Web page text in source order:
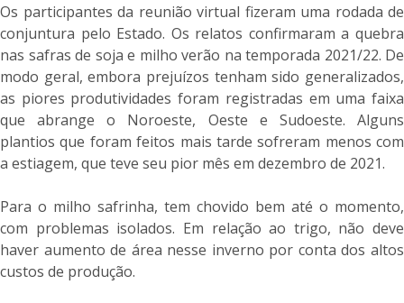
Os participantes da reunião virtual fizeram uma rodada de
conjuntura pelo Estado. Os relatos confirmaram a quebra
nas safras de soja e milho verão na temporada 2021/22. De
modo geral, embora prejuízos tenham sido generalizados,
as piores produtividades foram registradas em uma faixa
que abrange o Noroeste, Oeste e Sudoeste. Alguns
plantios que foram feitos mais tarde sofreram menos com
a estiagem, que teve seu pior mês em dezembro de 2021.
Para o milho safrinha, tem chovido bem até o momento,
com problemas isolados. Em relação ao trigo, não deve
haver aumento de área nesse inverno por conta dos altos
custos de produção.